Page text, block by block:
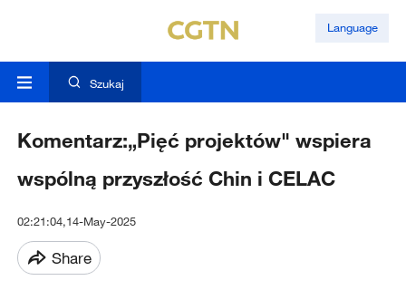
Language
Szukaj
Komentarz:„Pięć projektów" wspiera
wspólną przyszłość Chin i CELAC
02:21:04,14-May-2025
Share